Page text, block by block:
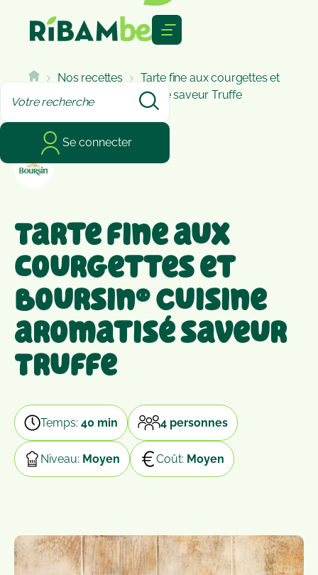
Se connecter
Nos recettes
Tarte fine aux courgettes et
Boursin® Cuisine aromatisé saveur Truffe
Tarte fine aux
courgettes et
Boursin® Cuisine
aromatisé saveur
Truffe
Temps: 40 min 4 personnes
Niveau: Moyen Coût: Moyen
Cookies management panel